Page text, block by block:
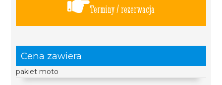
Terminy / rezerwacja
Cena zawiera
pakiet moto